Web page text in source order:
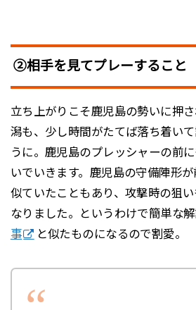
②相手を見てプレーすること
立ち上がりこそ鹿児島の勢いに押
潟も、少し時間がたてば落ち着い
うに。鹿児島のプレッシャーの前
いでいきます。鹿児島の守備陣形
似ていたこともあり、攻撃時の狙
なりました。というわけで簡単な
事
と似たものになるので割愛。